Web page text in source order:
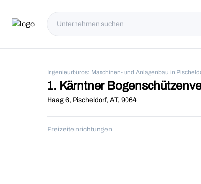
Ingenieurbüros: Maschinen- und Anlagenbau in
1. Kärntner
Haag 6, Pischeldorf, AT, 9064
Freizeiteinrichtungen